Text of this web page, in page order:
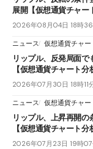
展開【仮想通貨チャー
2026年08月04日 18時
ニュース 仮想通貨チャー
リップル、反発局面
【仮想通貨チャート
2026年07月30日 18時11
ニュース 仮想通貨チャー
リップル、上昇再開
【仮想通貨チャート
2026年07月23日 19時